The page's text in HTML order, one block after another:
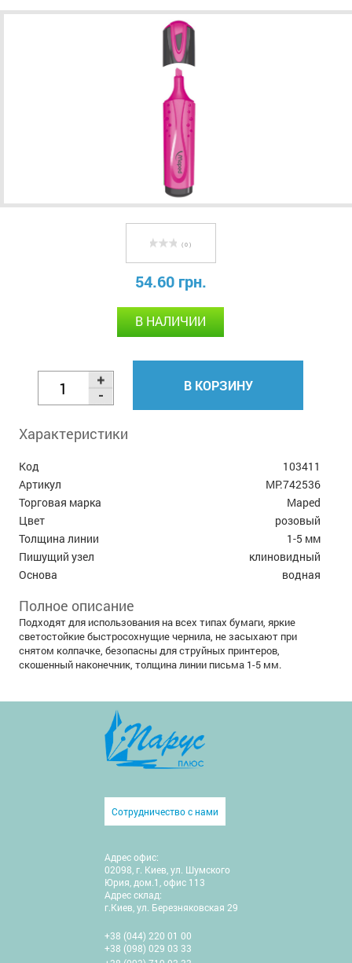
( 0 )
54.60 грн.
В НАЛИЧИИ
В КОРЗИНУ
Характеристики
Код
103411
Артикул
MP.742536
Торговая марка
Maped
Цвет
розовый
Толщина линии
1-5 мм
Пишущий узел
клиновидный
Основа
водная
Полное описание
Подходят для использования на всех типах бумаги, яркие
светостойкие быстросохнущие чернила, не засыхают при
снятом колпачке, безопасны для струйных принтеров,
скошенный наконечник, толщина линии письма 1-5 мм.
Сотрудничество с нами
Адрес офис:
02098, г. Киев, ул. Шумского
Юрия, дом.1, офис 113
Адрес склад:
г.Киев, ул. Березняковская 29
+38 (044) 220 01 00
+38 (098) 029 03 33